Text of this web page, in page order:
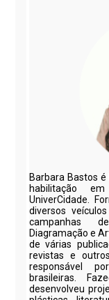
Barbara Bastos
habilitação
UniverCidade.
diversos
campanhas
Diagramação e
de várias
revistas e
responsável
brasileiras.
desenvolveu